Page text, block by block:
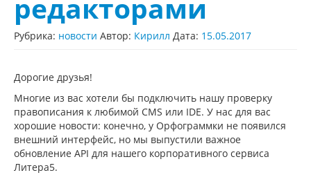
редакторами
Рубрика: новости Автор: Кирилл Дата: 15.05.2017
Дорогие друзья!
Многие из вас хотели бы подключить нашу проверку
правописания к любимой CMS или IDE. У нас для вас
хорошие новости: конечно, у Орфограммки не появился
внешний интерфейс, но мы выпустили важное
обновление API для нашего корпоративного сервиса
Литера5.